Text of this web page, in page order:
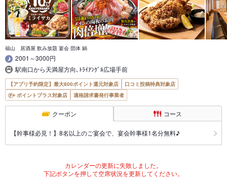
福山 居酒屋 飲み放題 宴会 団体 鍋
2001～3000円
駅南口から天満屋方向､ﾄﾗｲｱﾝｸﾞﾙ広場手前
【アプリ予約限定】最大800ポイント還元対象店
口コミ投稿特典対象店
ポイントプラス対象店
適格請求書発行事業者
クーポン コース
【幹事様必見！】8名以上のご宴会で、宴会幹事様1名分無料♪
カレンダーの更新に失敗しました。
下記ボタンを押して空席状況を更新してください。